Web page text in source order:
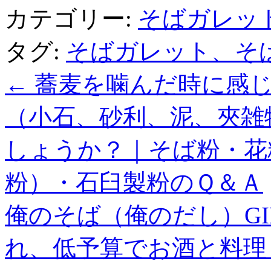
カテゴリー: そばガレッ
タグ: そばガレット、そ
← 蕎麦を噛んだ時に感
（小石、砂利、泥、夾
しょうか？｜そば粉・
粉）・石臼製粉のＱ＆Ａ
俺のそば（俺のだし）
れ、低予算でお酒と料